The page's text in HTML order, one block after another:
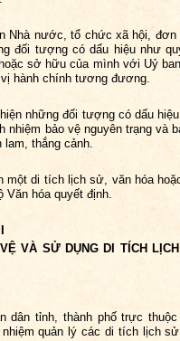
Nhà nước, tổ chức xã hội, đơn
đối tượng có dấu hiệu như
sở hữu của mình với Uỷ
hành chính tương đương.
những đối tượng có dấu
nhiệm bảo vệ nguyên trạng
thắng cảnh.
một di tích lịch sử, văn hóa
hóa quyết định.
VÀ SỬ DỤNG DI TÍCH
dân tỉnh, thành phố trực
quản lý các di tích lịch